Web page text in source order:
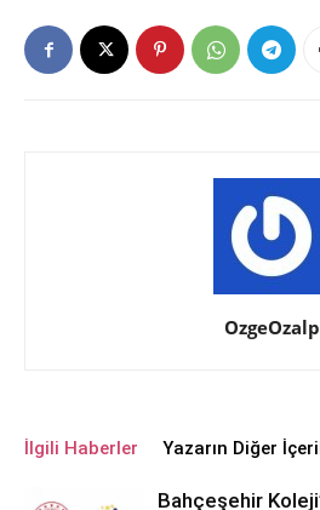
OzgeOzalp
İlgili Haberler Yazarın Diğer
Bahçeşehir